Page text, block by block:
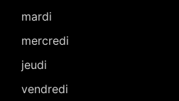
mardi
mercredi
jeudi
vendredi